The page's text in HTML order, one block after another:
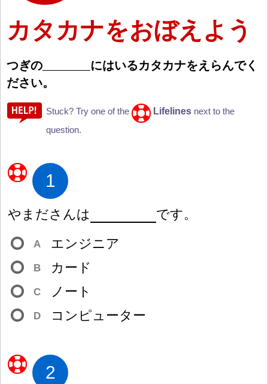
カタカナをおぼえよう
つぎの
にはいるカタカナをえらんでく
ださい。
Stuck? Try one of the Lifelines next to the
question.
1
やまださんは です。
A エンジニア
B カード
C ノート
D コンピューター
2